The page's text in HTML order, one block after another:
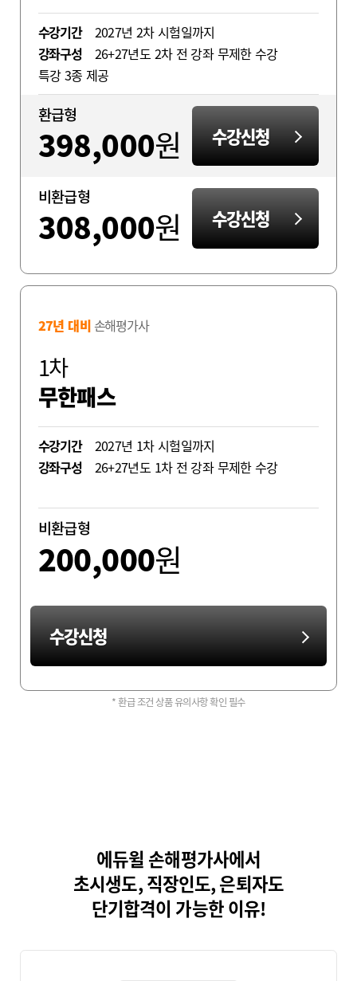
수강기간
2027년 2차 시험일까지
강좌구성
26+27년도 2차 전 강좌 무제한 수강
특강 3종 제공
환급형
398,000원 수강신청
비환급형
308,000원 수강신청
27년 대비손해평가사
1차
무한패스
수강기간
2027년 1차 시험일까지
강좌구성
26+27년도 1차 전 강좌 무제한 수강
비환급형
200,000원
수강신청
* 환급 조건 상품 유의사항 확인 필수
에듀윌 손해평가사에서
초시생도, 직장인도, 은퇴자도
단기합격이 가능한 이유!